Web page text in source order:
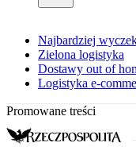
Najbardziej
Zielona logistyka
Dostawy out of
Logistyka e-
Promowane treści